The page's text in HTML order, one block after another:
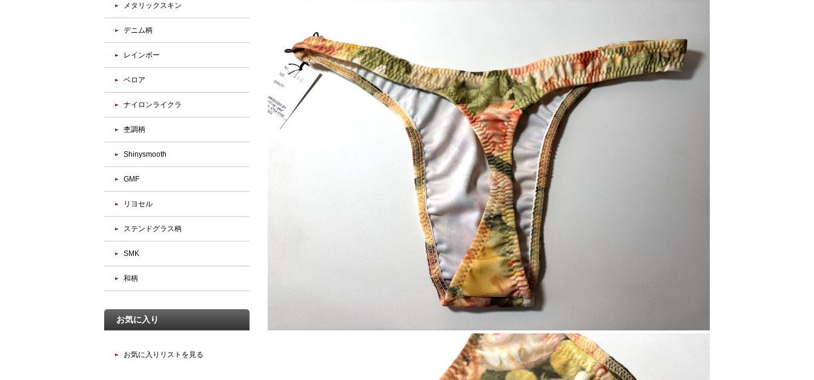
メタリックスキン
デニム柄
レインボー
ベロア
ナイロンライクラ
杢調柄
Shinysmooth
GMF
リヨセル
ステンドグラス柄
SMK
和柄
お気に入り
お気に入りリストを見る